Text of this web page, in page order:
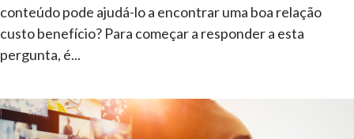
conteúdo pode ajudá-lo a encontrar uma boa relação
custo benefício? Para começar a responder a esta
pergunta, é...